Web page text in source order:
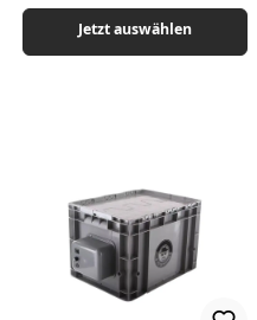
Jetzt auswählen